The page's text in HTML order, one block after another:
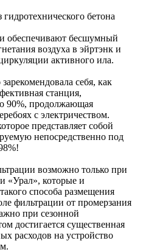
бетона
обеспечивают бесшумный
воздуха в эйртэнк и
активного ила.
себя, как
станция,
90%, продолжающая
с электричеством.
представляет собой
непосредственно под
возможно только при
«Урал», которые и
способа размещения
фильтрации от промерзания
при сезонной
достигается существенная
расходов на устройство